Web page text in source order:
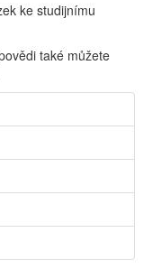
ke studijnímu
také můžete